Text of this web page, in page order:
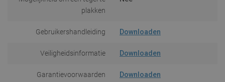
plakken
Gebruikershandleiding Downloaden
Veiligheidsinformatie Downloaden
Garantievoorwaarden Downloaden